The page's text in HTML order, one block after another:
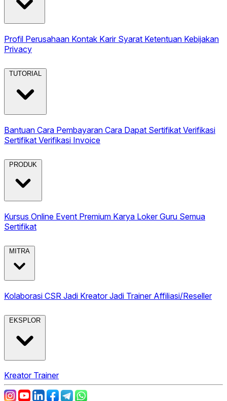
Profil Perusahaan Kontak Karir Syarat Ketentuan Kebijakan
Privacy
TUTORIAL
Bantuan Cara Pembayaran Cara Dapat Sertifikat Verifikasi
Sertifikat Verifikasi Invoice
PRODUK
Kursus Online Event Premium Karya Loker Guru Semua
Sertifikat
MITRA
Kolaborasi CSR Jadi KreatorJadi Trainer Affiliasi/Reseller
EKSPLOR
Kreator Trainer